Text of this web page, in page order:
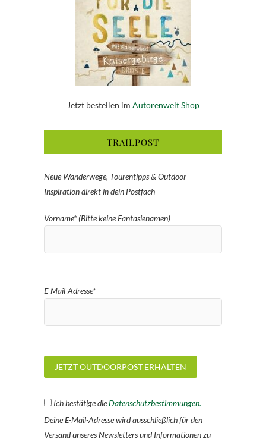
Jetzt bestellen im Autorenwelt Shop
TRAILPOST
Neue Wanderwege, Tourentipps & Outdoor-
Inspiration direkt in dein Postfach
Vorname* (Bitte keine Fantasienamen)
E-Mail-Adresse*
Ich bestätige dieDatenschutzbestimmungen.
Deine E-Mail-Adresse wird ausschließlich für den
Versand unseres Newsletters und Informationen zu